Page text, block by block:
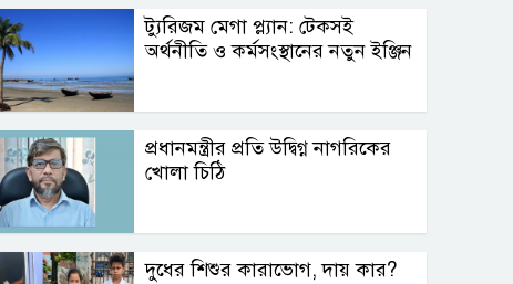
ট্যুরিজম মেগা প্ল্যান: টেকসই
অর্থনীতি ও কর্মসংস্থানের নতুন ইঞ্জিন
প্রধানমন্ত্রীর প্রতি উদ্বিগ্ন নাগরিকের
খোলা চিঠি
দুধের শিশুর কারাভোগ, দায় কার?